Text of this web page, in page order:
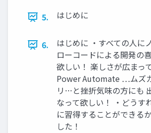
5. はじめに
6.
はじめに ・すべての人に
ローコードによる開発の
欲しい！ 楽しさが広まっ
Power Automate …ムズ
リ…と挫折気味の方にも
なって欲しい！ ・どうす
に習得することができる
した！